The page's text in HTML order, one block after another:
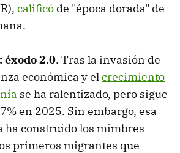
calificó de "época dorada" de
éxodo 2.0. Tras la invasión de
económica y elcrecimiento
se ha ralentizado, pero sigue
en 2025. Sin embargo, esa
ha construido los mimbres
primeros migrantes que